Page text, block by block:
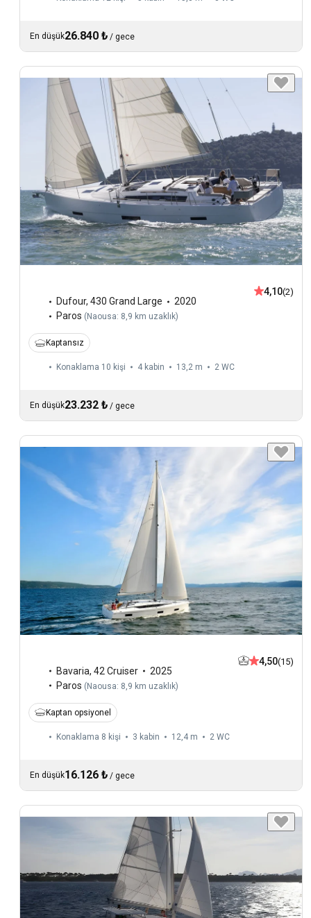
En düşük26.840 ₺ / gece
Dufour, 430 Grand Large
2020
Paros ( Naousa: 8,9 km uzaklık)
4,10(2)
Kaptansız
Konaklama 10 kişi 4 kabin 13,2 m 2 WC
En düşük23.232 ₺ / gece
Bavaria, 42 Cruiser
2025
Paros (Naousa: 8,9 km uzaklık)
4,50(15)
Kaptan opsiyonel
Konaklama 8 kişi 3 kabin 12,4 m 2 WC
En düşük16.126 ₺ / gece